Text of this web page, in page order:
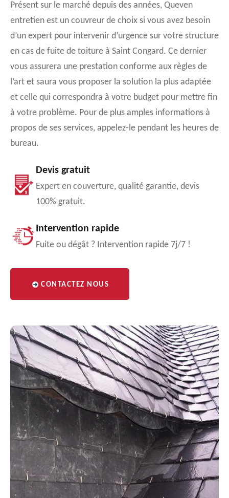
Présent sur le marché depuis des années, Queven
entretien est un couvreur de choix si vous avez besoin
d’un expert pour intervenir d’urgence sur votre structure
en cas de fuite de toiture à Saint Congard. Ce dernier
vous assurera une prestation conforme aux règles de
l’art et saura vous proposer la solution la plus adaptée
et celle qui correspondra à votre budget pour mettre fin
à votre problème. Pour de plus amples informations à
propos de ses services, appelez-le pendant les heures de
bureau.
Devis gratuit
Expert en couverture, qualité garantie, devis
100% gratuit.
Intervention rapide
Fuite ou dégât ? Intervention rapide 7j/7 !
CONTACTEZ NOUS